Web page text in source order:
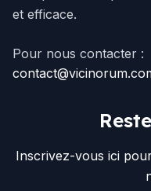
et efficace.
Pour nous contacter :
Inscrivez-vous ici